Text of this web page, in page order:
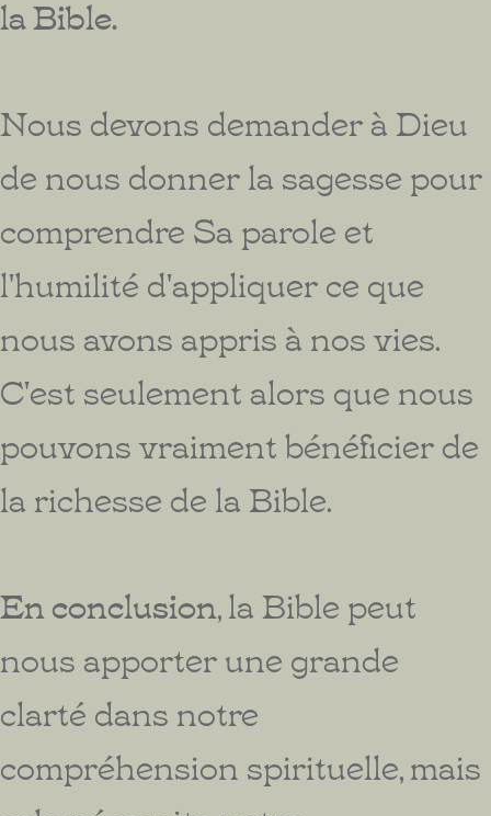
la Bible.
Nous devons demander à Dieu
de nous donner la sagesse pour
comprendre Sa parole et
l'humilité d'appliquer ce que
nous avons appris à nos vies.
C'est seulement alors que nous
pouvons vraiment bénéficier de
la richesse de la Bible.
En conclusion, la Bible peut
nous apporter une grande
clarté dans notre
compréhension spirituelle, mais